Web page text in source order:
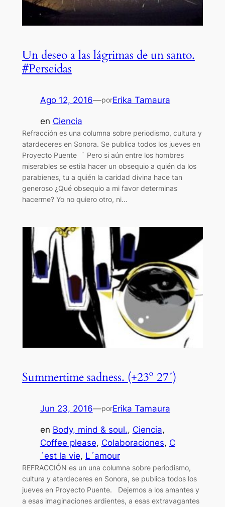
Un deseo a las lágrimas de un santo.
#Perseidas
Ago 12, 2016—porErika Tamaura
en Ciencia
Refracción es una columna sobre periodismo, cultura y
atardeceres en Sonora. Se publica todos los jueves en
Proyecto Puente ¨ Pero si aún entre los hombres
miserables se estila hacer un obsequio a quién da los
parabienes, tu a quién la caridad divina hace tan
generoso ¿Qué obsequio a mi favor determinas
hacerme? Yo no quiero otro, ni…
Summertime sadness. (+23º 27´)
Jun 23, 2016—porErika Tamaura
en Body, mind & soul., Ciencia
Coffee please, Colaboraciones, C
´est la vie, L´amour
REFRACCIÓN es un una columna sobre periodismo,
cultura y atardeceres en Sonora, se publica todos los
jueves en Proyecto Puente. Dejemos a los amantes y
a esas imaginaciones ardientes, a esas extravagantes